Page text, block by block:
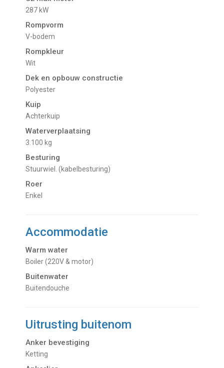
287 kW
Rompvorm
V-bodem
Rompkleur
Wit
Dek en opbouw constructie
Polyester
Kuip
Achterkuip
Waterverplaatsing
3.100 kg
Besturing
Stuurwiel. (kabelbesturing)
Roer
Enkel
Accommodatie
Warm water
boiler (220V & motor)
Buitenwater
buitendouche
Uitrusting buitenom
Anker bevestiging
Ketting